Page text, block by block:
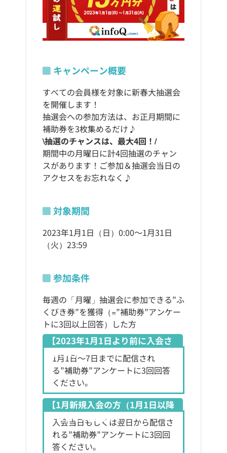
キャンペーン概要
すべての会員様を対象に新春大抽選会
を開催します！
抽選会への参加方法は、お正月期間に
補助券を3枚集めるだけ♪
\抽選のチャンスは、最大4回！/
期間中の月曜日に計4回抽選のチャン
スがあります！ご参加＆抽選会当日の
アクセスをお忘れなく♪
対象期間
2023年1月1日（日）0:00～1月31日
（火）23:59
参加条件
毎週の「月曜」抽選会に参加できる”ふ
くびき券”を獲得（=”補助券”アンケー
トに3回以上回答）した方
【2023年1月1日より前に入会さ
れた方】
1月1日～7日までに配信され
る”補助券”アンケートに3回回答
ください。
【1月新規入会の方（1月1日以降
に入会された方）】
入会当日もしくは翌日から配信さ
れる”補助券”アンケートに3回回
答ください。